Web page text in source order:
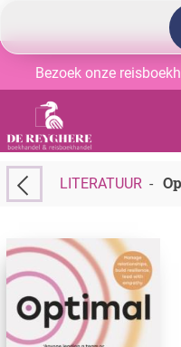
Bezoek onze
LITERATUUR-